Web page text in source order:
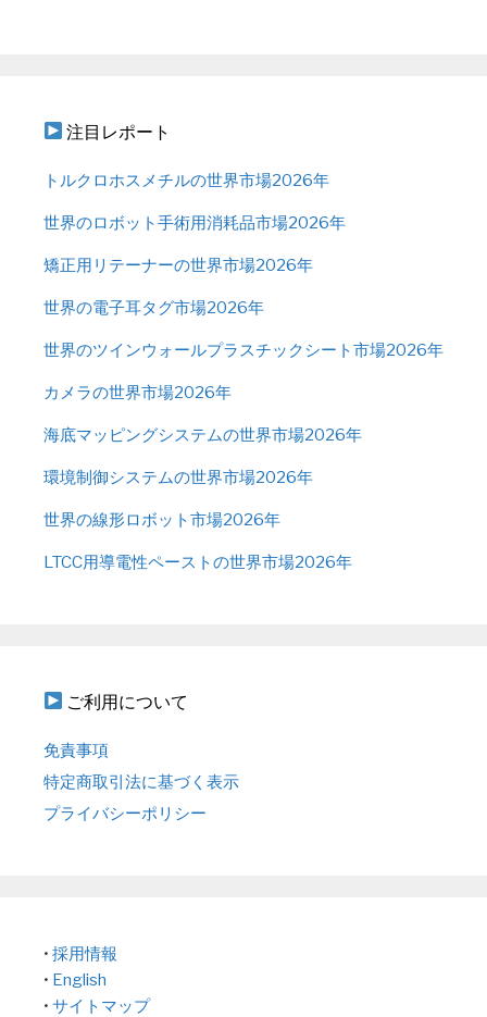
注目レポート
トルクロホスメチルの世界市場2026年
世界のロボット手術用消耗品市場2026年
矯正用リテーナーの世界市場2026年
世界の電子耳タグ市場2026年
世界のツインウォールプラスチックシート市場2026年
カメラの世界市場2026年
海底マッピングシステムの世界市場2026年
環境制御システムの世界市場2026年
世界の線形ロボット市場2026年
LTCC用導電性ペーストの世界市場2026年
ご利用について
免責事項
特定商取引法に基づく表示
プライバシーポリシー
• 採用情報
• English
• サイトマップ